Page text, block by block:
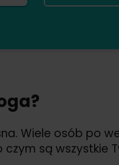
Wiele osób po
są wszystkie